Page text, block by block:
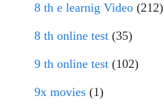
8 th e learnig Video (212)
8 th online test (35)
9 th online test (102)
9x movies (1)